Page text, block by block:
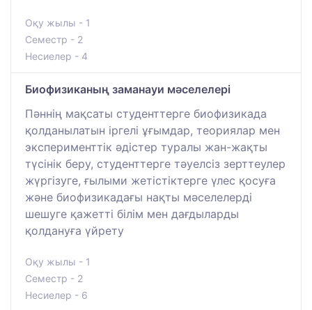
Оқу жылы - 1
Семестр - 2
Несиелер - 4
Биофизиканың заманауи мәселелері
Пәннің мақсаты студенттерге биофизикада
қолданылатын іргелі ұғымдар, теориялар мен
эксперименттік әдістер туралы жан-жақты
түсінік беру, студенттерге тәуелсіз зерттеулер
жүргізуге, ғылыми жетістіктерге үлес қосуға
және биофизикадағы нақты мәселелерді
шешуге қажетті білім мен дағдыларды
қолдануға үйрету
Оқу жылы - 1
Семестр - 2
Несиелер - 6